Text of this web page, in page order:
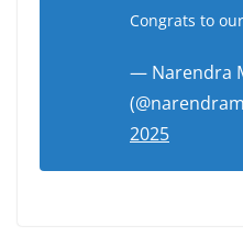
Congrats to
— Narendra
2025